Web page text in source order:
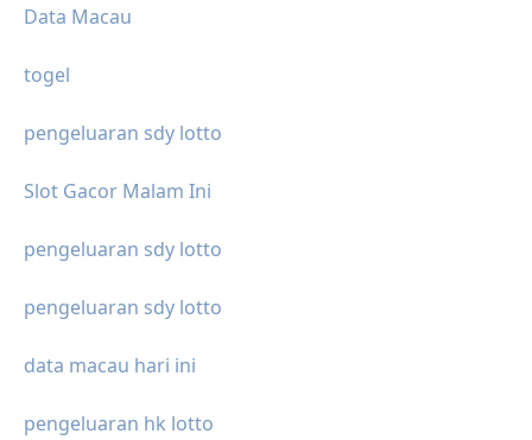
Data Macau
togel
pengeluaran sdy lotto
Slot Gacor Malam Ini
pengeluaran sdy lotto
pengeluaran sdy lotto
data macau hari ini
pengeluaran hk lotto